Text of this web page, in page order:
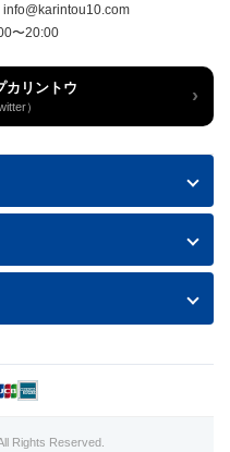
info@karintou10.com
〜20:00
カリントウ
） ›
Rights Reserved.